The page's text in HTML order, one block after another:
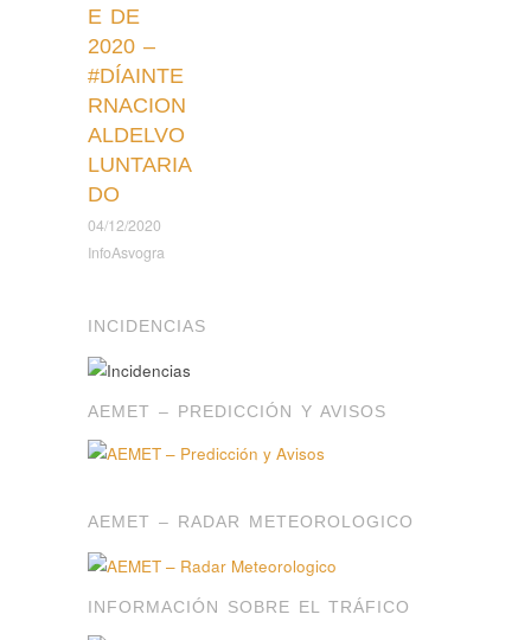
E DE
2020 –
#DÍAINTE
RNACION
ALDELVO
LUNTARIA
DO
04/12/2020
InfoAsvogra
INCIDENCIAS
AEMET – PREDICCIÓN Y AVISOS
AEMET – RADAR METEOROLOGICO
INFORMACIÓN SOBRE EL TRÁFICO